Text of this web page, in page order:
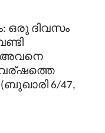
: ഒരു ദിവസം
അവനെ
ഷത്തെ
ബുഖാരി 6/47,